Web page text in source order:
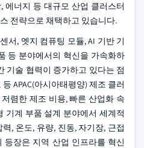
에너지 등 대규모 산업 클러스터
전략으로 채택하고 있습니다.
서, 엣지 컴퓨팅 모듈, AI 기반 기
등 분야에서의 혁신을 가속화하
기술 협력이 증가하고 있다는 점
APAC(아시아태평양) 제조 클러
렴한 제조 비용, 빠른 산업화 속
기계 부품 설계 분야에서 세계적
, 온도, 유량, 진동, 자기장, 근접
장은 지역 산업 인프라를 혁신